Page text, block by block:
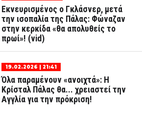
Εκνευρισμένος ο Γκλάσνερ, μετά
την ισοπαλία της Πάλας: Φώναζαν
στην κερκίδα «θα απολυθείς το
πρωί»! (vid)
19.02.2026 | 21:41
Όλα παραμένουν «ανοιχτά»: Η
Κρίσταλ Πάλας θα... χρειαστεί την
Αγγλία για την πρόκριση!